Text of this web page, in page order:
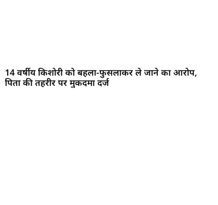
14 वर्षीय किशोरी को बहला-फुसलाकर ले जाने का आरोप,
पिता की तहरीर पर मुकदमा दर्ज